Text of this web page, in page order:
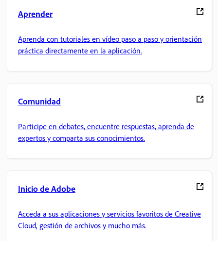
Aprender
Aprenda con tutoriales en vídeo paso a paso y orientación
práctica directamente en la aplicación.
Comunidad
Participe en debates, encuentre respuestas, aprenda de
expertos y comparta sus conocimientos.
Inicio de Adobe
Acceda a sus aplicaciones y servicios favoritos de Creative
Cloud, gestión de archivos y mucho más.